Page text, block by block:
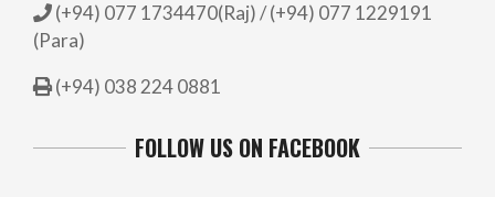
(+94) 077 1734470(Raj) / (+94) 077 1229191
(Para)
(+94) 038 224 0881
FOLLOW US ON FACEBOOK